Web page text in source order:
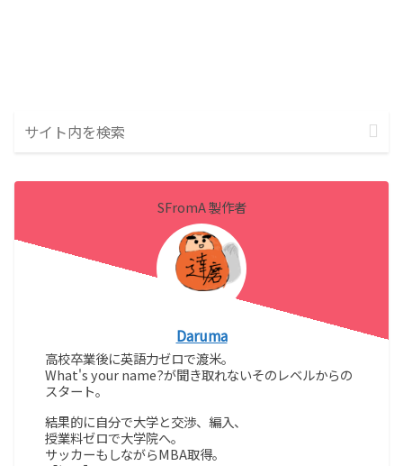
SFromA 製作者
Daruma
高校卒業後に英語力ゼロで渡米。
What's your name?が聞き取れないそのレベルからの
スタート。
結果的に自分で大学と交渉、編入、
授業料ゼロで大学院へ。
サッカーもしながらMBA取得。